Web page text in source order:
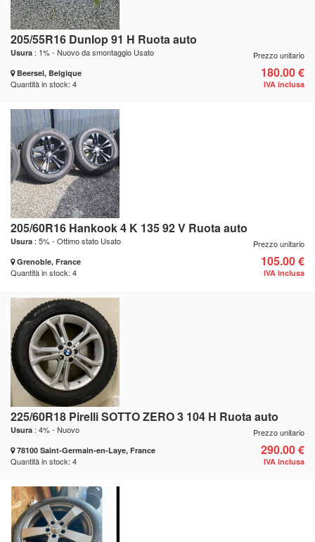
205/55R16 Dunlop 91 H Ruota auto
Usura : 1% - Nuovo da smontaggio Usato
Beersel, Belgique
Quantità in stock: 4
Prezzo unitario
180.00 €
IVA inclusa
205/60R16 Hankook 4 K 135 92 V Ruota auto
Usura : 5% - Ottimo stato Usato
Grenoble, France
Quantità in stock: 4
Prezzo unitario
105.00 €
IVA inclusa
225/60R18 Pirelli SOTTO ZERO 3 104 H Ruota auto
Usura : 4% - Nuovo
78100 Saint-Germain-en-Laye, France
Quantità in stock: 4
Prezzo unitario
290.00 €
IVA inclusa